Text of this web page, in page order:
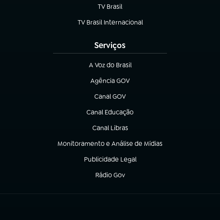
TV Brasil
(abre em nova aba)
TV Brasil Internacional
(abre em nova aba)
Serviços
A Voz do Brasil
(abre em nova aba)
Agência GOV
(abre em nova aba)
Canal GOV
(abre em nova aba)
Canal Educação
(abre em nova aba)
Canal Libras
(abre em nova aba)
Monitoramento e Análise de Mídias
(abre em nova aba)
Publicidade Legal
(abre em nova aba)
Rádio Gov
(abre em nova aba)